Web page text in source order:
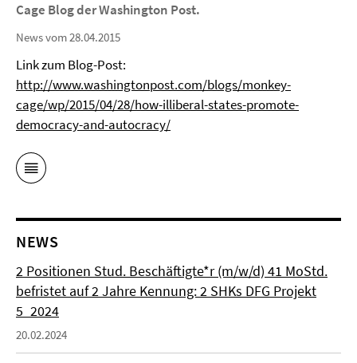
Cage Blog der Washington Post.
News vom 28.04.2015
Link zum Blog-Post:
http://www.washingtonpost.com/blogs/monkey-
cage/wp/2015/04/28/how-illiberal-states-promote-
democracy-and-autocracy/
NEWS
2 Positionen Stud. Beschäftigte*r (m/w/d) 41 MoStd.
befristet auf 2 Jahre Kennung: 2 SHKs DFG Projekt
5_2024
20.02.2024